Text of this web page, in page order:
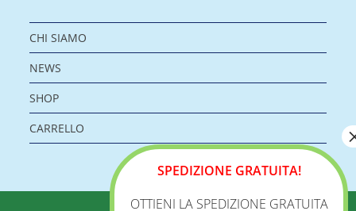
CHI SIAMO
NEWS
SHOP
CARRELLO
BIOLOGICA S.R.L.
SPEDIZIONE GRATUITA!
OTTIENI LA SPEDIZIONE GRATUITA